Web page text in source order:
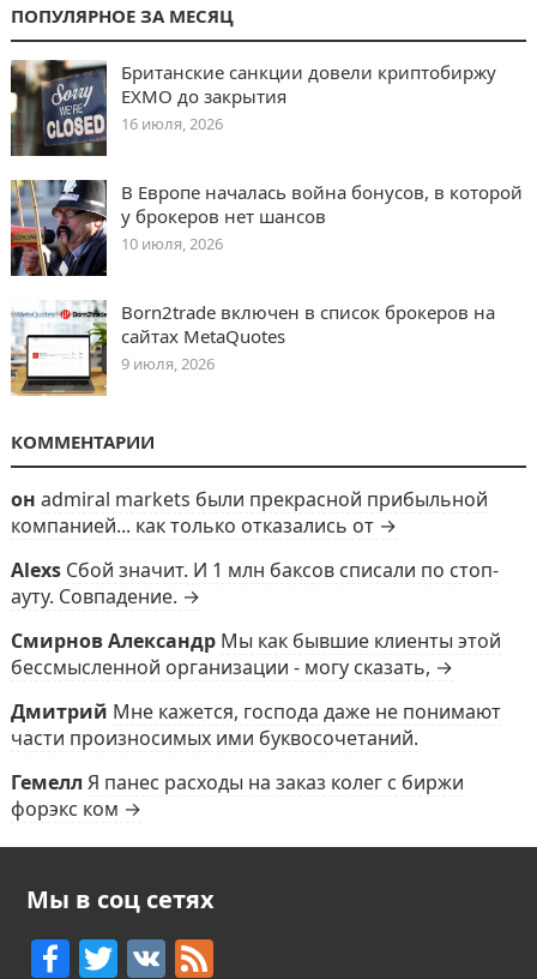
ПОПУЛЯРНОЕ ЗА МЕСЯЦ
Британские санкции довели криптобиржу
EXMO до закрытия
16 июля, 2026
В Европе началась война бонусов, в которой
у брокеров нет шансов
10 июля, 2026
Born2trade включен в список брокеров на
сайтах MetaQuotes
9 июля, 2026
КОММЕНТАРИИ
он admiral markets были прекрасной прибыльной
компанией... как только отказались от →
Alexs Сбой значит. И 1 млн баксов списали по стоп-
ауту. Совпадение. →
Смирнов Александр Мы как бывшие клиенты этой
бессмысленной организации - могу сказать, →
Дмитрий Мне кажется, господа даже не понимают
части произносимых ими буквосочетаний.
Гемелл Я панес расходы на заказ колег с биржи
форэкс ком →
Мы в соц сетях
F T V F